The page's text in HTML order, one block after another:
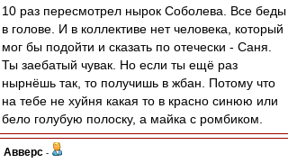
10 раз пересмотрел нырок Соболева. Все беды
в голове. И в коллективе нет человека, который
мог бы подойти и сказать по отечески - Саня.
Ты заебатый чувак. Но если ты ещё раз
нырнёшь так, то получишь в жбан. Потому что
на тебе не хуйня какая то в красно синюю или
бело голубую полоску, а майка с ромбиком.
Авверс -